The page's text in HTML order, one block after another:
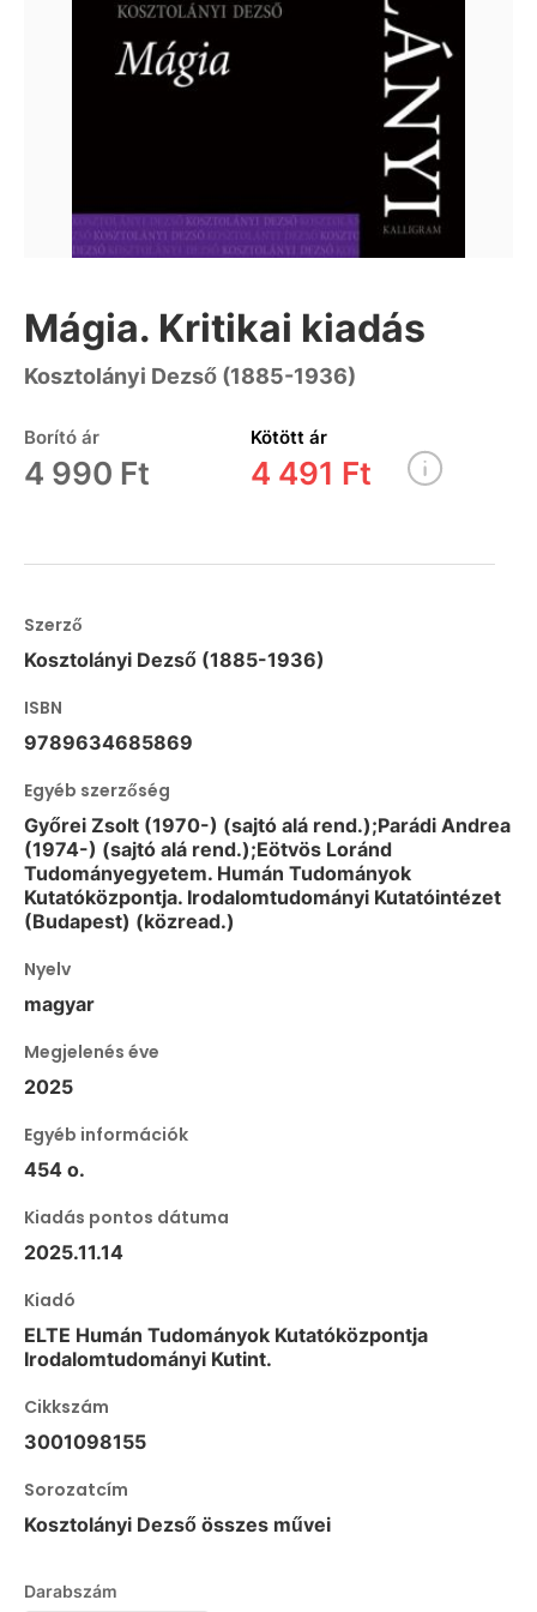
Mágia. Kritikai kiadás
Kosztolányi Dezső (1885-1936)
Borító ár
4 990 Ft
Kötött ár
4 491 Ft
Szerző
Kosztolányi Dezső (1885-1936)
ISBN
9789634685869
Egyéb szerzőség
Győrei Zsolt (1970-) (sajtó alá rend.);Parádi Andrea
(1974-) (sajtó alá rend.);Eötvös Loránd
Tudományegyetem. Humán Tudományok
Kutatóközpontja. Irodalomtudományi Kutatóintézet
(Budapest) (közread.)
Nyelv
magyar
Megjelenés éve
2025
Egyéb információk
454 o.
Kiadás pontos dátuma
2025.11.14
Kiadó
ELTE Humán Tudományok Kutatóközpontja
Irodalomtudományi Kutint.
Cikkszám
3001098155
Sorozatcím
Kosztolányi Dezső összes művei
Darabszám